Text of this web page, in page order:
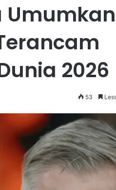
Umumkan
2026
53